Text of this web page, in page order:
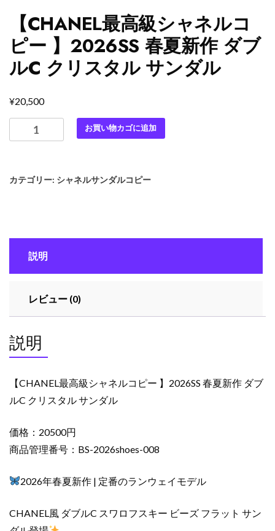
【CHANEL最高級シャネルコ
ピー 】2026SS 春夏新作 ダブ
ルC クリスタル サンダル
¥20,500
【CHANEL
最
シ
コ
ー
2026SS
春
新
作
ブ
ル
ク
リ
タ
お買い物カゴに追加
カテゴリー: シャネルサンダルコピー
説明
レビュー (0)
説明
【CHANEL最高級シャネルコピー 】2026SS 春夏新作 ダブ
ルC クリスタル サンダル
価格：20500円
商品管理番号：BS-2026shoes-008
2026年春夏新作 | 定番のランウェイモデル
CHANEL風 ダブルC スワロフスキー ビーズ フラット サン